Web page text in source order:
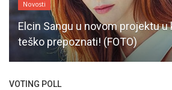
Novosti
Elcin Sangu u novom projektu
teško prepoznati! (FOTO)
VOTING POLL